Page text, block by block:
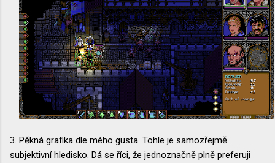
3. Pěkná grafika dle mého gusta. Tohle je samozřejmě
subjektivní hledisko. Dá se říci, že jednoznačně plně preferuji